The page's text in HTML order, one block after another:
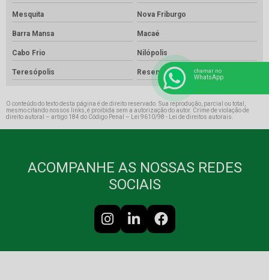
Mesquita Nova Friburgo
Barra Mansa Macaé
Cabo Frio Nilópolis
Teresópolis Resende
O conteúdo do texto desta página é de direito reservado. Sua reprodução, parcial ou total,
mesmo citando nossos links, é proibida sem a autorização do autor. Crime de violação de
direito autoral – artigo 184 do Código Penal –
Lei 9610/98 - Lei de direitos autorais
ACOMPANHE AS NOSSAS REDES
SOCIAIS
chamar no
WhatsApp